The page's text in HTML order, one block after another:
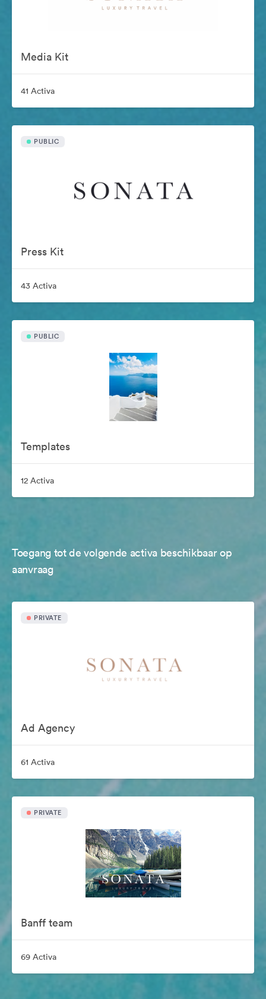
Media Kit
41 Activa
PUBLIC
Press Kit
43 Activa
PUBLIC
Templates
12 Activa
Toegang tot de volgende activa beschikbaar op
aanvraag
PRIVATE
Ad Agency
61 Activa
PRIVATE
Banff team
69 Activa